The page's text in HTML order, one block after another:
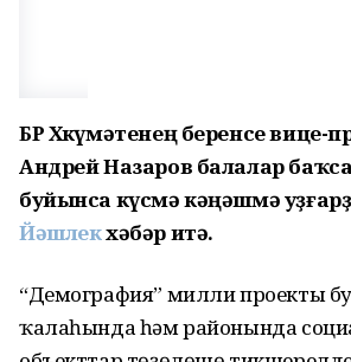
БР Хөкүмәтенең беренсе вице-
Андрей Назаров балалар
буйынса күсмә кәңәшмә
Йәшлекхәбәр итә.
“Демография” милли проекты
ҡалаһында һәм районында